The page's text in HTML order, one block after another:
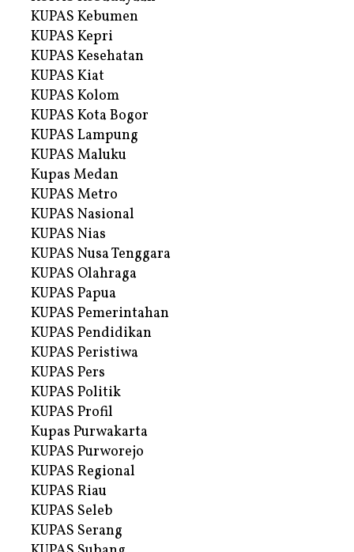
KUPAS Kebumen
KUPAS Kepri
KUPAS Kesehatan
KUPAS Kiat
KUPAS Kolom
KUPAS Kota Bogor
KUPAS Lampung
KUPAS Maluku
Kupas Medan
KUPAS Metro
KUPAS Nasional
KUPAS Nias
KUPAS Nusa Tenggara
KUPAS Olahraga
KUPAS Papua
KUPAS Pemerintahan
KUPAS Pendidikan
KUPAS Peristiwa
KUPAS Pers
KUPAS Politik
KUPAS Profil
Kupas Purwakarta
KUPAS Purworejo
KUPAS Regional
KUPAS Riau
KUPAS Seleb
KUPAS Serang